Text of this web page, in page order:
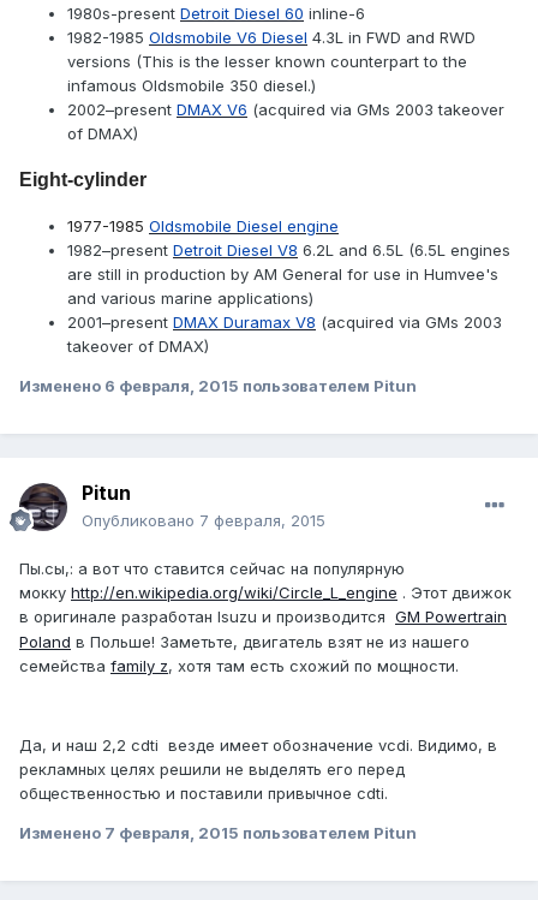
1980s-present Detroit Diesel 60 inline-6
1982-1985 Oldsmobile V6 Diesel 4.3L in FWD and RWD
versions (This is the lesser known counterpart to the
infamous Oldsmobile 350 diesel.)
2002–present DMAX V6 (acquired via GMs 2003 takeover
of DMAX)
Eight-cylinder
1977-1985 Oldsmobile Diesel engine
1982–present Detroit Diesel V8 6.2L and 6.5L (6.5L engines
are still in production by AM General for use in Humvee's
and various marine applications)
2001–present DMAX Duramax V8 (acquired via GMs 2003
takeover of DMAX)
Изменено 6 февраля, 2015 пользователем Pitun
Pitun
Опубликовано 7 февраля, 2015
Пы.сы,: а вот что ставится сейчас на популярную
мокку http://en.wikipedia.org/wiki/Circle_L_engine . Этот движок
в оригинале разработан Isuzu и производится GM Powertrain
Poland в Польше! Заметьте, двигатель взят не из нашего
семейства family z, хотя там есть схожий по мощности.
Да, и наш 2,2 cdti везде имеет обозначение vcdi. Видимо, в
рекламных целях решили не выделять его перед
общественностью и поставили привычное cdti.
Изменено 7 февраля, 2015 пользователем Pitun